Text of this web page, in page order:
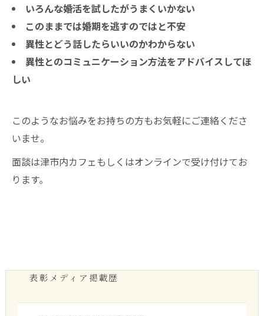
いろんな婚活を試したがうまくいかない
このままでは婚期を逃すのではと不安
異性とどう話したらいいのかわからない
異性とのコミュニケーション方法をアドバイスしてほ
しい
このようなお悩みをお持ちの方もお気軽にご連絡くださ
いませ。
面談は津市内カフェもしくはオンラインで受け付けてお
ります。
表彰メディア掲載歴